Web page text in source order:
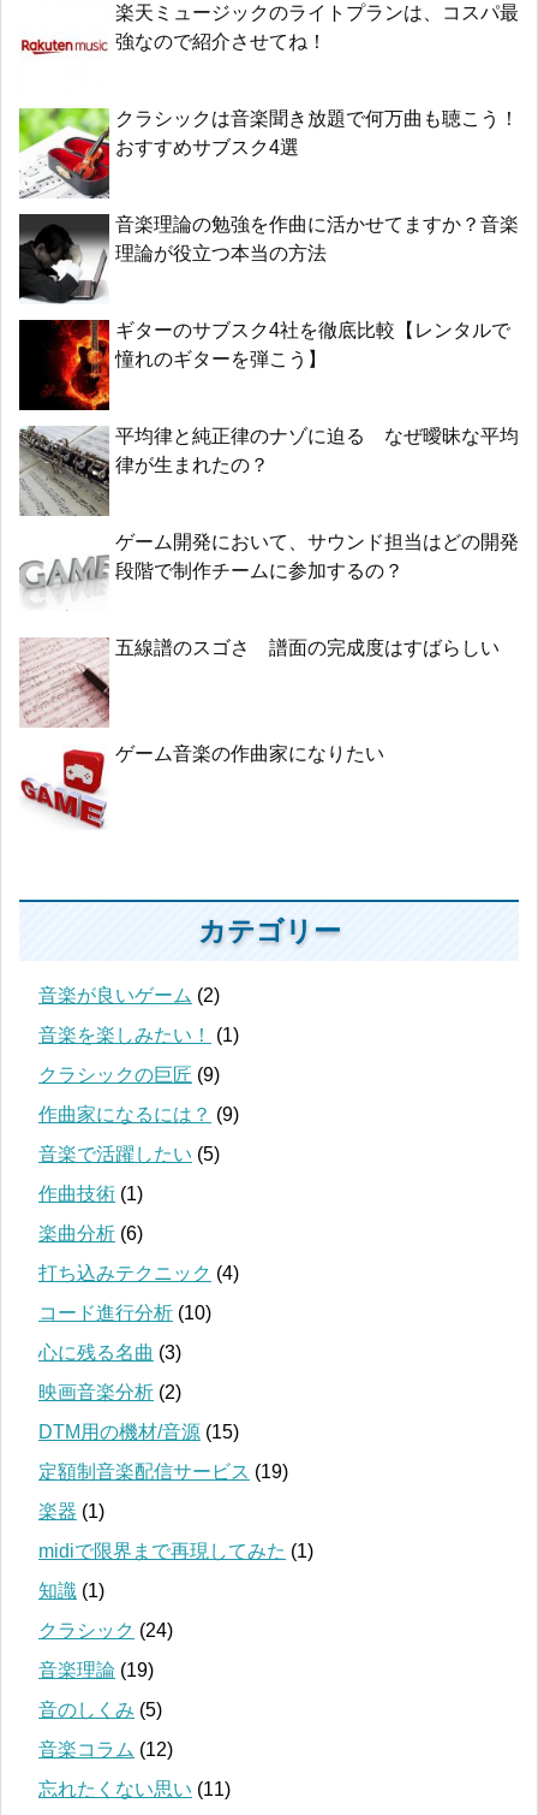
楽天ミュージックのライトプランは、コスパ最
強なので紹介させてね！
クラシックは音楽聞き放題で何万曲も聴こう！
おすすめサブスク4選
音楽理論の勉強を作曲に活かせてますか？音楽
理論が役立つ本当の方法
ギターのサブスク4社を徹底比較【レンタルで
憧れのギターを弾こう】
平均律と純正律のナゾに迫る なぜ曖昧な平均
律が生まれたの？
ゲーム開発において、サウンド担当はどの開発
段階で制作チームに参加するの？
五線譜のスゴさ 譜面の完成度はすばらしい
ゲーム音楽の作曲家になりたい
カテゴリー
音楽が良いゲーム (2)
音楽を楽しみたい！
(1)
クラシックの巨匠 (9)
作曲家になるには？ (9)
音楽で活躍したい (5)
作曲技術 (1)
楽曲分析 (6)
打ち込みテクニック (4)
コード進行分析 (10)
心に残る名曲 (3)
映画音楽分析 (2)
DTM用の機材/音源 (15)
定額制音楽配信サービス (19)
楽器 (1)
midiで限界まで再現してみた (1)
知識 (1)
クラシック (24)
音楽理論 (19)
音のしくみ (5)
音楽コラム (12)
忘れたくない思い (11)